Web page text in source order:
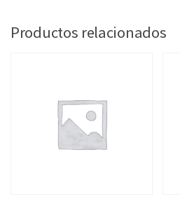
Productos relacionados